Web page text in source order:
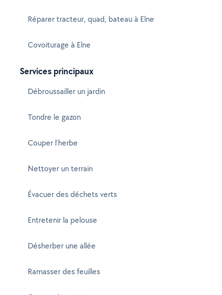
Réparer tracteur, quad, bateau à Elne
Covoiturage à Elne
Services principaux
Débroussailler un jardin
Tondre le gazon
Couper l'herbe
Nettoyer un terrain
Évacuer des déchets verts
Entretenir la pelouse
Désherber une allée
Ramasser des feuilles